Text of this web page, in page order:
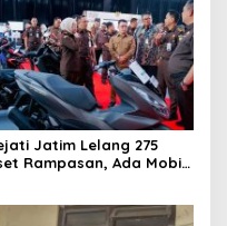
Jatim Lelang 275
Rampasan, Ada Mobil